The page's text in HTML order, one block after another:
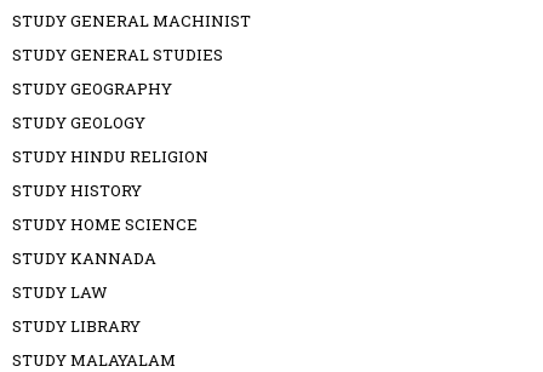
STUDY GENERAL MACHINIST
STUDY GENERAL STUDIES
STUDY GEOGRAPHY
STUDY GEOLOGY
STUDY HINDU RELIGION
STUDY HISTORY
STUDY HOME SCIENCE
STUDY KANNADA
STUDY LAW
STUDY LIBRARY
STUDY MALAYALAM